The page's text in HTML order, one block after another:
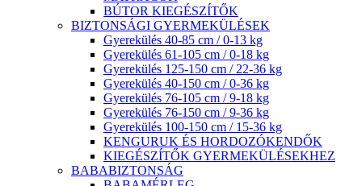
BÚTOR KIEGÉSZÍTŐK
BIZTONSÁGI GYERMEKÜLÉSEK
Gyerekülés 40-85 cm / 0-13 kg
Gyerekülés 61-105 cm / 0-18 kg
Gyerekülés 125-150 cm / 22-36 kg
Gyerekülés 40-150 cm / 0-36 kg
Gyerekülés 76-105 cm / 9-18 kg
Gyerekülés 76-150 cm / 9-36 kg
Gyerekülés 100-150 cm / 15-36 kg
KENGURUK ÉS HORDOZÓKENDŐK
KIEGÉSZÍTŐK GYERMEKÜLÉSEKHEZ
BABABIZTONSÁG